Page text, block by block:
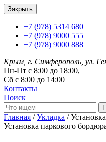
Закрыть
+7 (978) 5314 680
+7 (978) 9000 555
+7 (978) 9000 888
Крым, г. Симферополь, ул.
Пн-Пт с 8:00 до 18:00,
Сб с 8:00 до 14:00
Контакты
Поиск
Главная /Укладка /
Установка паркового